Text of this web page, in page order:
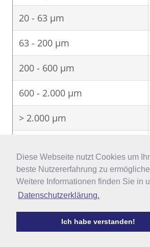
Diese Webseite nutzt Cookies um
beste Nutzererfahrung zu
Weitere Informationen finden Sie in
Datenschutzerklärung.
Ich habe verstanden!
Diese Webseite nutzt Cookies um
beste Nutzererfahrung zu
Weitere Informationen finden Sie in
Datenschutzerklärung.
Ich habe verstanden!
20 - 63 μm
63 - 200 μm
200 - 600 μm
600 - 2.000 μm
> 2.000 μm
Darstellung nach
Stein